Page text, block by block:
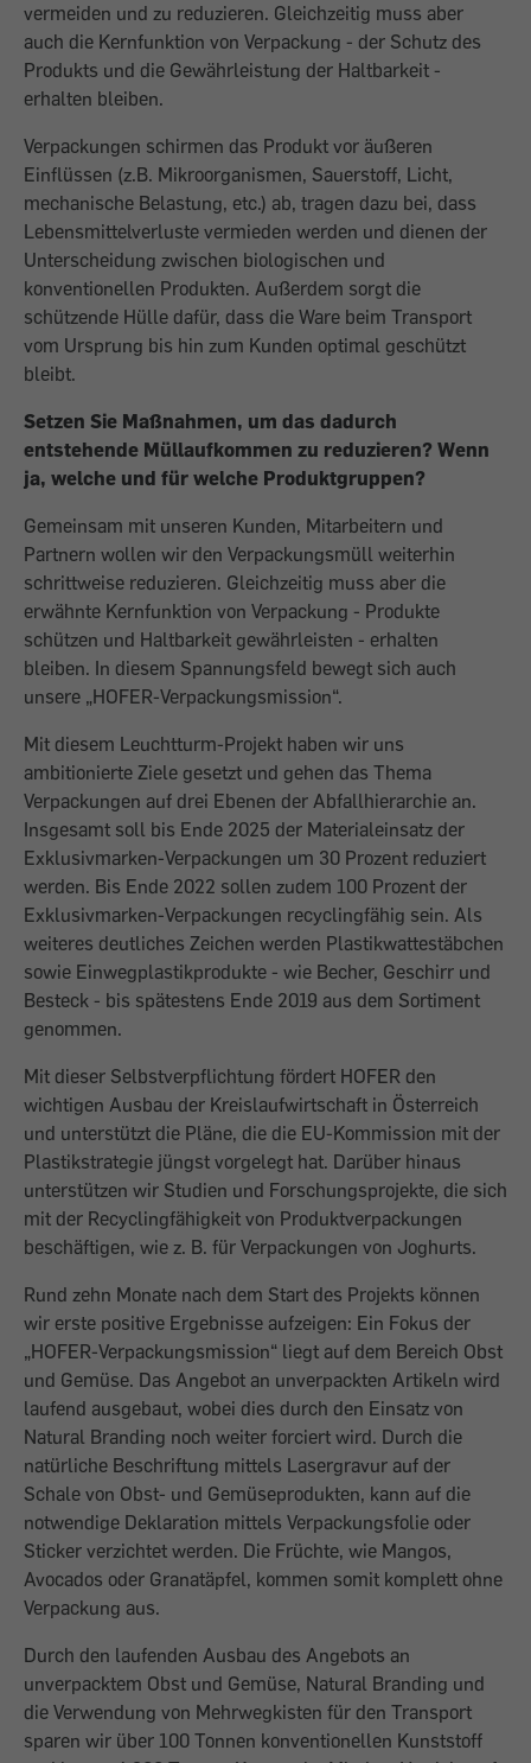
vermeiden und zu reduzieren. Gleichzeitig muss aber
auch die Kernfunktion von Verpackung - der Schutz des
Produkts und die Gewährleistung der Haltbarkeit -
erhalten bleiben.
Verpackungen schirmen das Produkt vor äußeren
Einflüssen (z.B. Mikroorganismen, Sauerstoff, Licht,
mechanische Belastung, etc.) ab, tragen dazu bei, dass
Lebensmittelverluste vermieden werden und dienen der
Unterscheidung zwischen biologischen und
konventionellen Produkten. Außerdem sorgt die
schützende Hülle dafür, dass die Ware beim Transport
vom Ursprung bis hin zum Kunden optimal geschützt
bleibt.
Setzen Sie Maßnahmen, um das dadurch
entstehende Müllaufkommen zu reduzieren? Wenn
ja, welche und für welche Produktgruppen?
Gemeinsam mit unseren Kunden, Mitarbeitern und
Partnern wollen wir den Verpackungsmüll weiterhin
schrittweise reduzieren. Gleichzeitig muss aber die
erwähnte Kernfunktion von Verpackung - Produkte
schützen und Haltbarkeit gewährleisten - erhalten
bleiben. In diesem Spannungsfeld bewegt sich auch
unsere „HOFER-Verpackungsmission“.
Mit diesem Leuchtturm-Projekt haben wir uns
ambitionierte Ziele gesetzt und gehen das Thema
Verpackungen auf drei Ebenen der Abfallhierarchie an.
Insgesamt soll bis Ende 2025 der Materialeinsatz der
Exklusivmarken-Verpackungen um 30 Prozent reduziert
werden. Bis Ende 2022 sollen zudem 100 Prozent der
Exklusivmarken-Verpackungen recyclingfähig sein. Als
weiteres deutliches Zeichen werden Plastikwattestäbchen
sowie Einwegplastikprodukte - wie Becher, Geschirr und
Besteck - bis spätestens Ende 2019 aus dem Sortiment
genommen.
Mit dieser Selbstverpflichtung fördert HOFER den
wichtigen Ausbau der Kreislaufwirtschaft in Österreich
und unterstützt die Pläne, die die EU-Kommission mit der
Plastikstrategie jüngst vorgelegt hat. Darüber hinaus
unterstützen wir Studien und Forschungsprojekte, die sich
mit der Recyclingfähigkeit von Produktverpackungen
beschäftigen, wie z. B. für Verpackungen von Joghurts.
Rund zehn Monate nach dem Start des Projekts können
wir erste positive Ergebnisse aufzeigen: Ein Fokus der
„HOFER-Verpackungsmission“ liegt auf dem Bereich Obst
und Gemüse. Das Angebot an unverpackten Artikeln wird
laufend ausgebaut, wobei dies durch den Einsatz von
Natural Branding noch weiter forciert wird. Durch die
natürliche Beschriftung mittels Lasergravur auf der
Schale von Obst- und Gemüseprodukten, kann auf die
notwendige Deklaration mittels Verpackungsfolie oder
Sticker verzichtet werden. Die Früchte, wie Mangos,
Avocados oder Granatäpfel, kommen somit komplett ohne
Verpackung aus.
Durch den laufenden Ausbau des Angebots an
unverpacktem Obst und Gemüse, Natural Branding und
die Verwendung von Mehrwegkisten für den Transport
sparen wir über 100 Tonnen konventionellen Kunststoff